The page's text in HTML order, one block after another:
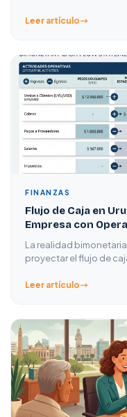
Leer artículo
FINANZAS
Flujo de Caja en
Empresa con
La realidad
proyectar el flujo de caja
Leer artículo